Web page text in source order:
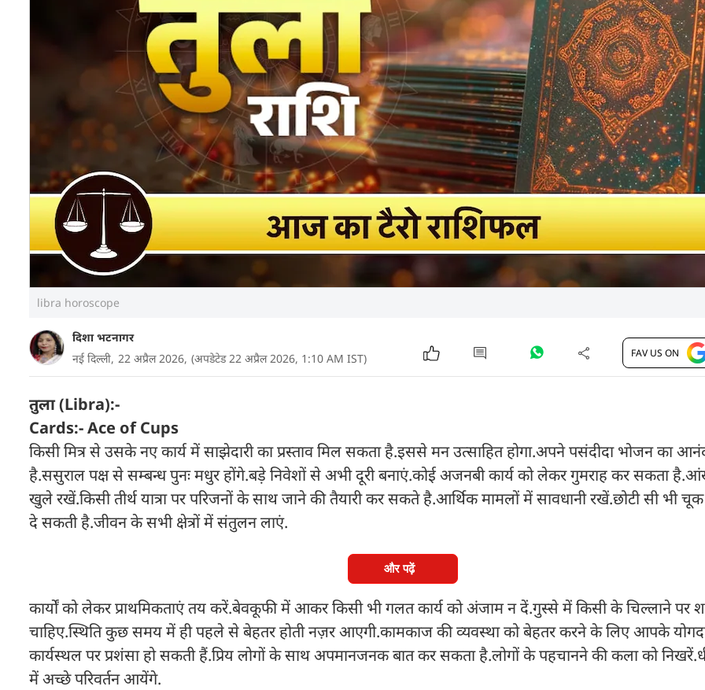
libra horoscope
दिशा भटनागर
नई दिल्ली, 22 अप्रैल 2026, (अपडेटेड 22 अप्रैल 2026, 1:10 AM IST) FAV US ON
तुला (Libra):-
Cards:- Ace of Cups
किसी मित्र से उसके नए कार्य में साझेदारी का प्रस्ताव मिल सकता है.इससे मन उत्साहित होगा.अपने पसंदीदा भोजन का
है.ससुराल पक्ष से सम्बन्ध पुनः मधुर होंगे.बड़े निवेशों से अभी दूरी बनाएं.कोई अजनबी कार्य को लेकर गुमराह कर सकता
खुले रखें.किसी तीर्थ यात्रा पर परिजनों के साथ जाने की तैयारी कर सकते है.आर्थिक मामलों में सावधानी रखें.छोटी सी भी
दे सकती है.जीवन के सभी क्षेत्रों में संतुलन लाएं.
और पढ़ें
कार्यों को लेकर प्राथमिकताएं तय करें.बेवकूफी में आकर किसी भी गलत कार्य को अंजाम न दें.गुस्से में किसी के चिल्लाने पर
चाहिए.स्थिति कुछ समय में ही पहले से बेहतर होती नज़र आएगी.कामकाज की व्यवस्था को बेहतर करने के लिए आपके
कार्यस्थल पर प्रशंसा हो सकती हैं.प्रिय लोगों के साथ अपमानजनक बात कर सकता है.लोगों के पहचानने की कला को
में अच्छे परिवर्तन आयेंगे.